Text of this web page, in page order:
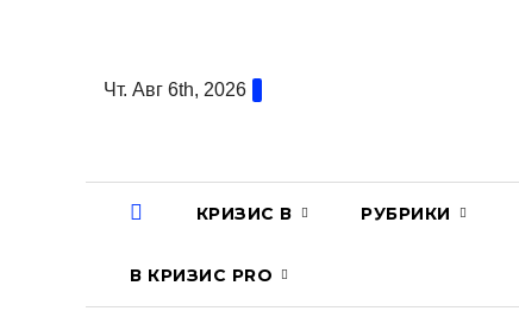
содержаниюЧт. Авг 6th, 2026
КРИЗИС В РУБРИКИ
В КРИЗИС PRO